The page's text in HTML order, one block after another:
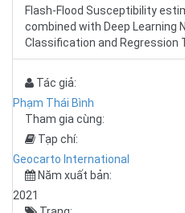
Flash-Flood Susceptibility
combined with Deep Learning
Classification and Regression
Tác giả:
Phạm Thái Bình
Tham gia cùng:
Tạp chí:
Geocarto International
Năm xuất bản:
2021